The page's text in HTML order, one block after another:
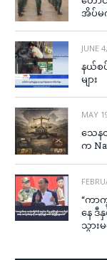
အိပ်
JUNE
နယ်စ
များ
MAY
သေန
က
“ကာ
နေ ဒီ
သွား